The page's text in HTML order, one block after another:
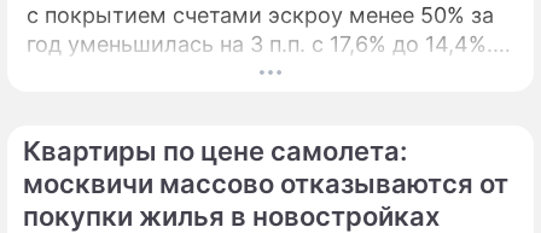
ЦБ назвал регионы России с самой
с покрытием счетами эскроу менее 50% за
год уменьшилась на 3 п.п. с 17,6% до 14,4%. В
начале 2026 года Банк ДОМ.
Квартиры по цене самолета:
москвичи массово отказываются от
покупки жилья в новостройках